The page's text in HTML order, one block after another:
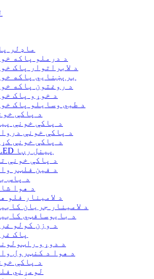
ماډلر
د درملو پاکه
د لابراتوار پاک
برېښنايي پاکه
د روغتون پاکه
د خوړو پاک
د طبي وسایلو پاک
د پاکې
د پاکې خونې
د پاکې خونې
د پاکې خونې
د LED پینل رڼا
د پاکې خونې
د فین فلټر
د پاس
د هوا
د لامینار فلو
د لامینار جریان
د بایوسافټي
د وزن کولو
پاک
د دوړو
د هوا د کنټرول
د پاکې
لومړني